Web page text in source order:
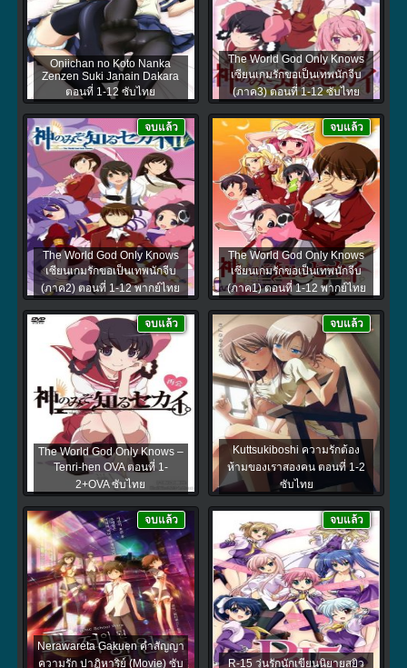
Oniichan no Koto Nanka
Zenzen Suki Janain Dakara
ตอนที่ 1-12 ซับไทย
The World God Only Knows
เซียนเกมรักขอเป็นเทพนักจีบ
(ภาค3) ตอนที่ 1-12 ซับไทย
The World God Only Knows
เซียนเกมรักขอเป็นเทพนักจีบ
(ภาค2) ตอนที่ 1-12 พากย์ไทย
จบแล้ว
The World God Only Knows
เซียนเกมรักขอเป็นเทพนักจีบ
(ภาค1) ตอนที่ 1-12 พากย์ไทย
จบแล้ว
The World God Only Knows –
Tenri-hen OVA ตอนที่ 1-
2+OVA ซับไทย
จบแล้ว
Kuttsukiboshi ความรักต้อง
ห้ามของเราสองคน ตอนที่ 1-2
ซับไทย
จบแล้ว
Nerawareta Gakuen คำสัญญา
ความรัก ปาฏิหาริย์ (Movie) ซับ
จบแล้ว
R-15 วุ่นรักนักเขียนนิยายสยิว
จบแล้ว